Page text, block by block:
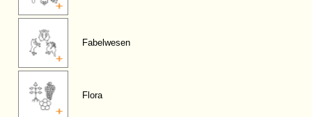
Fabelwesen
Flora